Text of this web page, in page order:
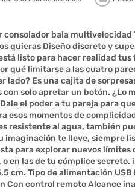
consolador bala multivelocidad
quieras Diseño discreto y
listo para hacer realidad
qué limitarse a las cuatro
lado? Es una cajita de
con solo apretar un botón. ¿Lo
el poder a tu pareja para
esos momentos de
resistente al agua, también
imaginación te lleve, siempre
para explorar nuevos
o en las de tu cómplice
cm. Tipo de alimentación
Con control remoto Alcance